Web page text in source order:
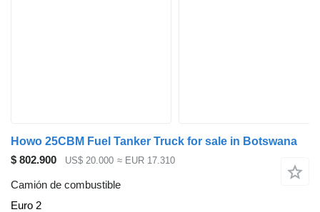
Howo 25CBM Fuel Tanker Truck for sale in Botswana
$ 802.900
US$ 20.000 ≈ EUR 17.310
Camión de combustible
Euro 2